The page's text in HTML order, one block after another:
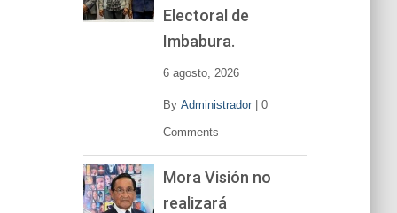
Electoral de
Imbabura.
6 agosto, 2026
By Administrador| 0
Comments
Mora Visión no
realizará